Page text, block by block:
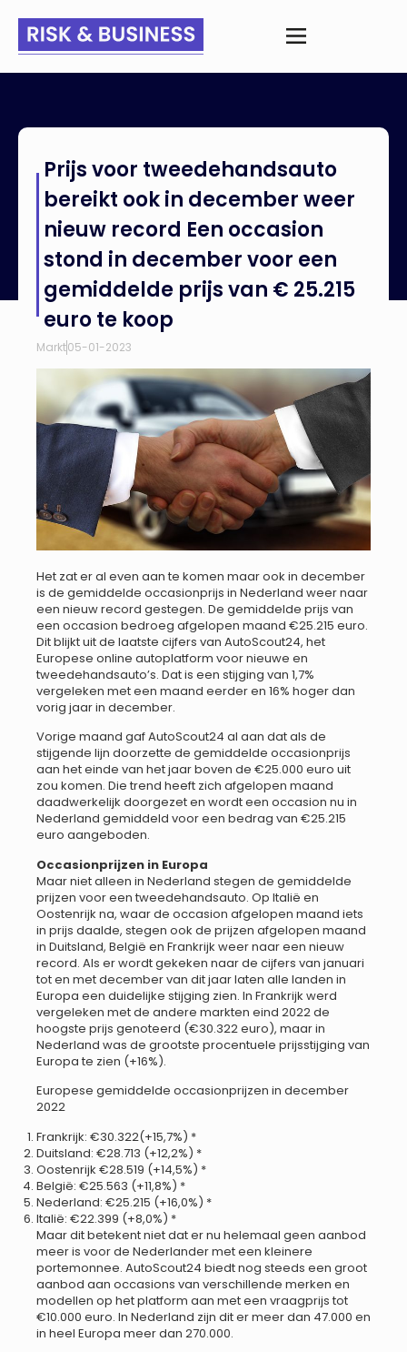
december weer nieuw record Een occasion stond in
december voor een gemiddelde prijs van € 25.215 euro te
koop
Prijs voor tweedehandsauto
bereikt ook in december weer
nieuw record Een occasion
stond in december voor een
gemiddelde prijs van € 25.215
euro te koop
Markt05-01-2023
Het zat er al even aan te komen maar ook in december
is de gemiddelde occasionprijs in Nederland weer naar
een nieuw record gestegen. De gemiddelde prijs van
een occasion bedroeg afgelopen maand €25.215 euro.
Dit blijkt uit de laatste cijfers van AutoScout24, het
Europese online autoplatform voor nieuwe en
tweedehandsauto’s. Dat is een stijging van 1,7%
vergeleken met een maand eerder en 16% hoger dan
vorig jaar in december.
Vorige maand gaf AutoScout24 al aan dat als de
stijgende lijn doorzette de gemiddelde occasionprijs
aan het einde van het jaar boven de €25.000 euro uit
zou komen. Die trend heeft zich afgelopen maand
daadwerkelijk doorgezet en wordt een occasion nu in
Nederland gemiddeld voor een bedrag van €25.215
euro aangeboden.
Occasionprijzen in Europa
Maar niet alleen in Nederland stegen de gemiddelde
prijzen voor een tweedehandsauto. Op Italië en
Oostenrijk na, waar de occasion afgelopen maand iets
in prijs daalde, stegen ook de prijzen afgelopen maand
in Duitsland, België en Frankrijk weer naar een nieuw
record. Als er wordt gekeken naar de cijfers van januari
tot en met december van dit jaar laten alle landen in
Europa een duidelijke stijging zien. In Frankrijk werd
vergeleken met de andere markten eind 2022 de
hoogste prijs genoteerd (€30.322 euro), maar in
Nederland was de grootste procentuele prijsstijging van
Europa te zien (+16%).
Europese gemiddelde occasionprijzen in december
2022
Frankrijk: €30.322(+15,7%) *
Duitsland: €28.713 (+12,2%) *
Oostenrijk €28.519 (+14,5%) *
België: €25.563 (+11,8%) *
Nederland: €25.215 (+16,0%) *
Italië: €22.399 (+8,0%) *
Maar dit betekent niet dat er nu helemaal geen aanbod
meer is voor de Nederlander met een kleinere
portemonnee. AutoScout24 biedt nog steeds een groot
aanbod aan occasions van verschillende merken en
modellen op het platform aan met een vraagprijs tot
€10.000 euro. In Nederland zijn dit er meer dan 47.000 en
in heel Europa meer dan 270.000.